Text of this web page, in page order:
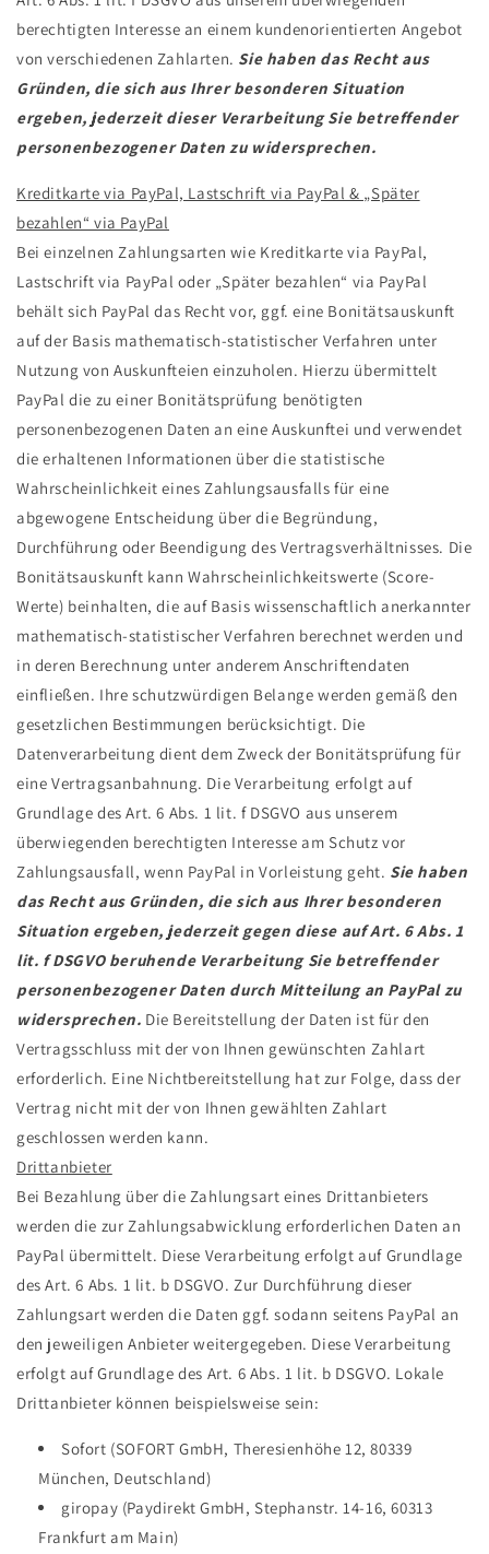
berechtigten Interesse an einem kundenorientierten Angebot
von verschiedenen Zahlarten. Sie haben das Recht aus
Gründen, die sich aus Ihrer besonderen Situation
ergeben, jederzeit dieser Verarbeitung Sie betreffender
personenbezogener Daten zu widersprechen.
Kreditkarte via PayPal, Lastschrift via PayPal & „Später
bezahlen“ via PayPal
Bei einzelnen Zahlungsarten wie Kreditkarte via PayPal,
Lastschrift via PayPal oder „Später bezahlen“ via PayPal
behält sich PayPal das Recht vor, ggf. eine Bonitätsauskunft
auf der Basis mathematisch-statistischer Verfahren unter
Nutzung von Auskunfteien einzuholen. Hierzu übermittelt
PayPal die zu einer Bonitätsprüfung benötigten
personenbezogenen Daten an eine Auskunftei und verwendet
die erhaltenen Informationen über die statistische
Wahrscheinlichkeit eines Zahlungsausfalls für eine
abgewogene Entscheidung über die Begründung,
Durchführung oder Beendigung des Vertragsverhältnisses. Die
Bonitätsauskunft kann Wahrscheinlichkeitswerte (Score-
Werte) beinhalten, die auf Basis wissenschaftlich anerkannter
mathematisch-statistischer Verfahren berechnet werden und
in deren Berechnung unter anderem Anschriftendaten
einfließen. Ihre schutzwürdigen Belange werden gemäß den
gesetzlichen Bestimmungen berücksichtigt. Die
Datenverarbeitung dient dem Zweck der Bonitätsprüfung für
eine Vertragsanbahnung. Die Verarbeitung erfolgt auf
Grundlage des Art. 6 Abs. 1 lit. f DSGVO aus unserem
überwiegenden berechtigten Interesse am Schutz vor
Zahlungsausfall, wenn PayPal in Vorleistung geht. Sie haben
das Recht aus Gründen, die sich aus Ihrer besonderen
Situation ergeben, jederzeit gegen diese auf Art. 6 Abs. 1
lit. f DSGVO beruhende Verarbeitung Sie betreffender
personenbezogener Daten durch Mitteilung an PayPal zu
widersprechen. Die Bereitstellung der Daten ist für den
Vertragsschluss mit der von Ihnen gewünschten Zahlart
erforderlich. Eine Nichtbereitstellung hat zur Folge, dass der
Vertrag nicht mit der von Ihnen gewählten Zahlart
geschlossen werden kann.
Drittanbieter
Bei Bezahlung über die Zahlungsart eines Drittanbieters
werden die zur Zahlungsabwicklung erforderlichen Daten an
PayPal übermittelt. Diese Verarbeitung erfolgt auf Grundlage
des Art. 6 Abs. 1 lit. b DSGVO. Zur Durchführung dieser
Zahlungsart werden die Daten ggf. sodann seitens PayPal an
den jeweiligen Anbieter weitergegeben. Diese Verarbeitung
erfolgt auf Grundlage des Art. 6 Abs. 1 lit. b DSGVO. Lokale
Drittanbieter können beispielsweise sein:
Sofort (SOFORT GmbH, Theresienhöhe 12, 80339
München, Deutschland)
giropay (Paydirekt GmbH, Stephanstr. 14-16, 60313
Frankfurt am Main)